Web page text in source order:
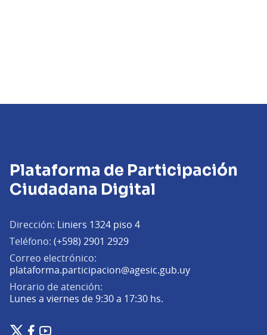
Plataforma de Participación
Ciudadana Digital
Dirección: Liniers 1324 piso 4
Teléfono: (+598) 2901 2929
Correo electrónico:
plataforma.participacion@agesic.gub.uy(Abrir en una
Horario de atención:
Lunes a viernes de 9:30 a 17:30 hs.
Plataforma de Participación Ciudadana Digital en X
Plataforma de Participación Ciudadana Digital en Facebook
Plataforma de Participación Ciudadana Digital en